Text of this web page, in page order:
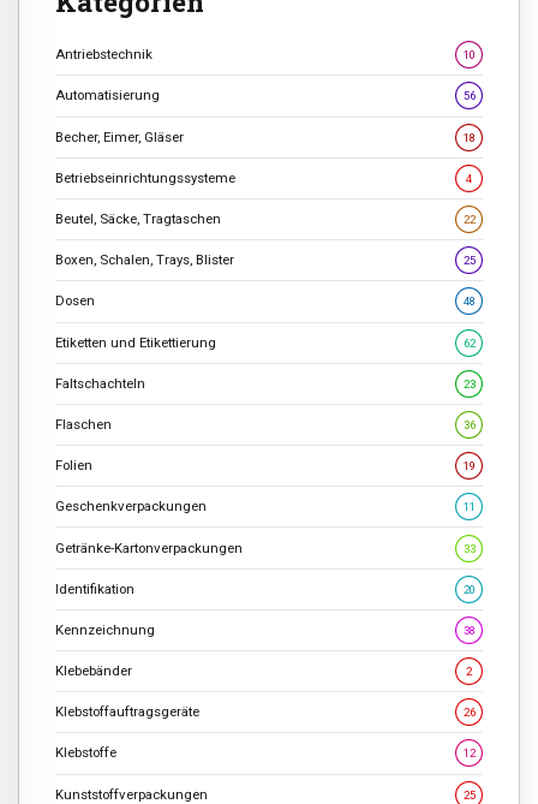
Antriebstechnik 10
Automatisierung 56
Becher, Eimer, Gläser 18
Betriebseinrichtungssysteme 4
Beutel, Säcke, Tragtaschen 22
Boxen, Schalen, Trays, Blister 25
Dosen 48
Etiketten und Etikettierung 62
Faltschachteln 23
Flaschen 36
Folien 19
Geschenkverpackungen 11
Getränke-Kartonverpackungen 33
Identifikation 20
Kennzeichnung 38
Klebebänder 2
Klebstoffauftragsgeräte 26
Klebstoffe 12
Kunststoffverpackungen 25